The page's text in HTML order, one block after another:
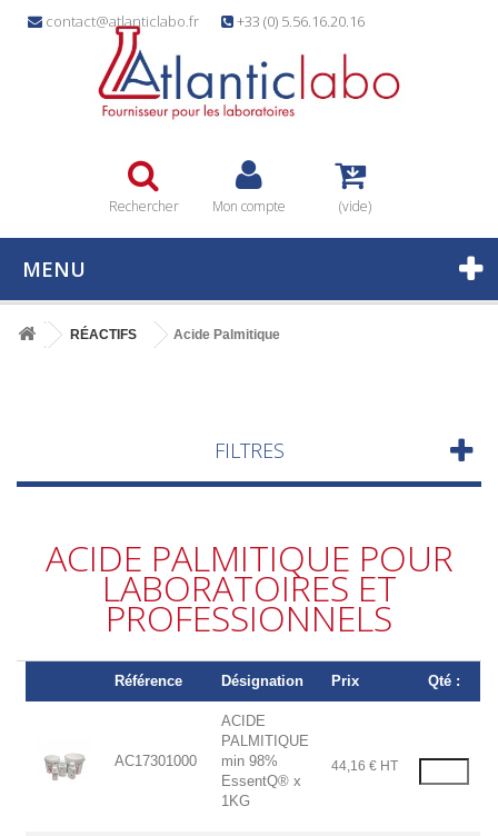
contact@atlanticlabo.fr +33 (0) 5.56.16.20.16
Rechercher Mon compte (vide)
MENU
RÉACTIFS Acide Palmitique
FILTRES
ACIDE PALMITIQUE POUR
LABORATOIRES ET
PROFESSIONNELS
Référence Désignation Prix Qté :
AC17301000
ACIDE
PALMITIQUE
min 98%
EssentQ® x
1KG
44,16 € HT